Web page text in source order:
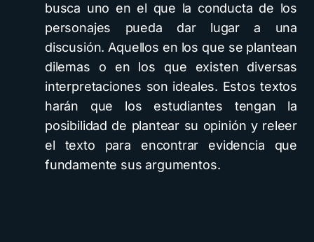
busca uno en el que la conducta de los
personajes pueda dar lugar a una
discusión. Aquellos en los que se plantean
dilemas o en los que existen diversas
interpretaciones son ideales. Estos textos
harán que los estudiantes tengan la
posibilidad de plantear su opinión y releer
el texto para encontrar evidencia que
fundamente sus argumentos.